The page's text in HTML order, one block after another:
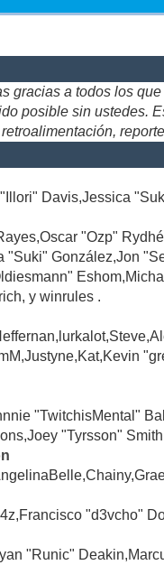
gracias a todos los
posible sin ustedes.
Davis,Jessica
"Ozp"
"Suki" González,Jon
y winrules .
"TwitchisMental"
"Tyrsson"
"d3vcho"
"Runic"